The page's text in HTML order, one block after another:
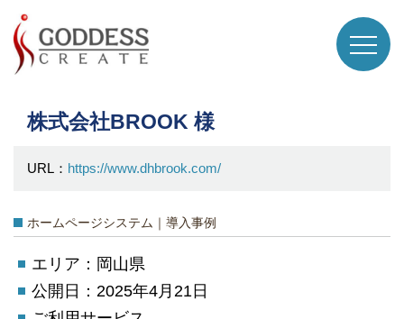
株式会社BROOK 様
URL： https://www.dhbrook.com/
ホームページシステム｜導入事例
エリア：岡山県
公開日：2025年4月21日